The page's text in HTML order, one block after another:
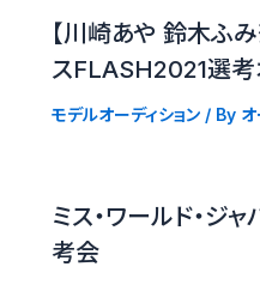
【川崎あや 鈴木ふ
スFLASH2021選考
モデルオーディション/ By
ミス・ワールド・ジ
考会